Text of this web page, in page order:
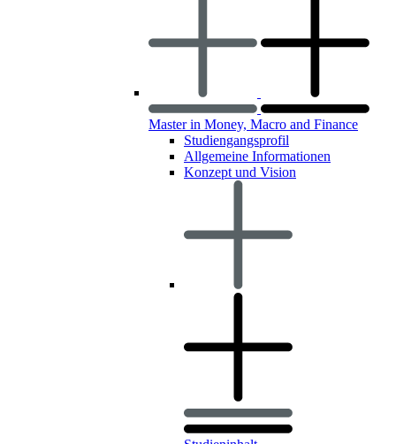
Master in Money, Macro and Finance
Studiengangsprofil
Allgemeine Informationen
Konzept und Vision